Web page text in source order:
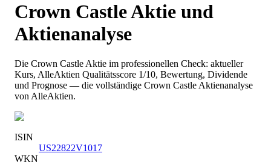
Crown CastleAktie und
Aktienanalyse
Die Crown Castle Aktie im professionellen Check: aktueller
Kurs, AlleAktien Qualitätsscore 1/10, Bewertung, Dividende
und Prognose — die vollständige Crown Castle Aktienanalyse
von AlleAktien.
ISIN
US22822V1017
WKN